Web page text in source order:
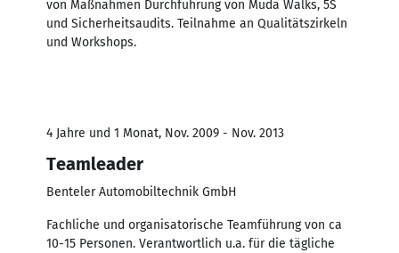
von Maßnahmen Durchführung von Muda Walks, 5S
und Sicherheitsaudits. Teilnahme an Qualitätszirkeln
und Workshops.
4 Jahre und 1 Monat, Nov. 2009 - Nov. 2013
Teamleader
Benteler Automobiltechnik GmbH
Fachliche und organisatorische Teamführung von ca
10-15 Personen. Verantwortlich u.a. für die tägliche